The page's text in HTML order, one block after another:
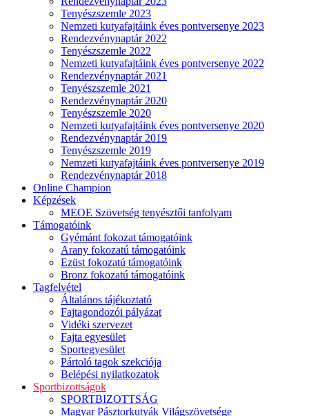
Tenyészszemle 2023
Nemzeti kutyafajtáink éves pontversenye 2023
Rendezvénynaptár 2022
Tenyészszemle 2022
Nemzeti kutyafajtáink éves pontversenye 2022
Rendezvénynaptár 2021
Tenyészszemle 2021
Rendezvénynaptár 2020
Tenyészszemle 2020
Nemzeti kutyafajtáink éves pontversenye 2020
Rendezvénynaptár 2019
Tenyészszemle 2019
Nemzeti kutyafajtáink éves pontversenye 2019
Rendezvénynaptár 2018
Online Champion
Képzések
MEOE Szövetség tenyésztői tanfolyam
Támogatóink
Gyémánt fokozat támogatóink
Arany fokozatú támogatóink
Ezüst fokozatú támogatóink
Bronz fokozatú támogatóink
Tagfelvétel
Általános tájékoztató
Fajtagondozói pályázat
Vidéki szervezet
Fajta egyesület
Sportegyesület
Pártoló tagok szekciója
Belépési nyilatkozatok
Sportbizottságok
SPORTBIZOTTSÁG
Magyar Pásztorkutyák Világszövetsége